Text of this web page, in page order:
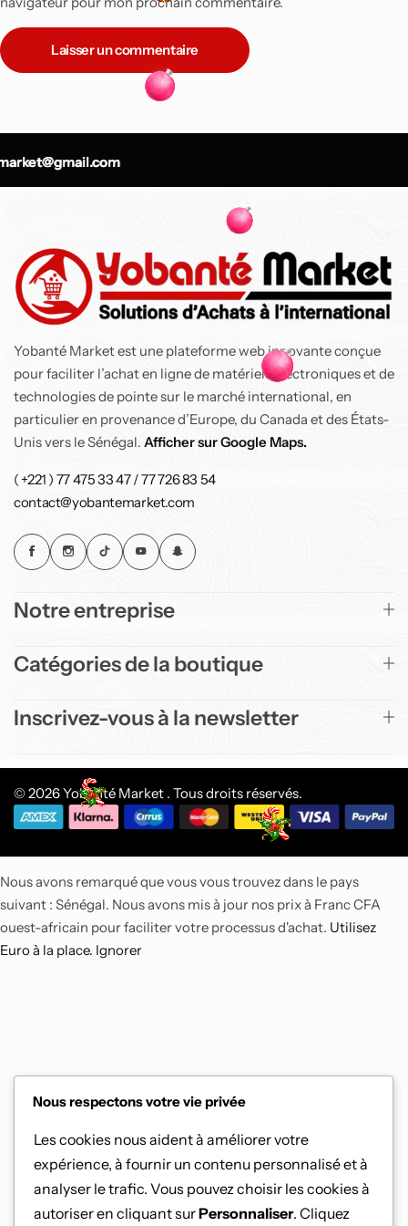
Laisser un commentaire
Yobanté Market est une plateforme web innovante conçue
pour faciliter l’achat en ligne de matériels électroniques et de
technologies de pointe sur le marché international, en
particulier en provenance d’Europe, du Canada et des États-
Unis vers le Sénégal. Afficher sur Google Maps.
( +221 ) 77 475 33 47 / 77 726 83 54
contact@yobantemarket.com
Notre entreprise
Catégories de la boutique
Inscrivez-vous à la newsletter
© 2026 Yobanté Market . Tous droits réservés.
Nous respectons votre vie privée
Les cookies nous aident à améliorer votre
expérience, à fournir un contenu personnalisé et à
analyser le trafic. Vous pouvez choisir les cookies à
autoriser en cliquant surPersonnaliser. Cliquez
Nous avons remarqué que vous vous trouvez dans le pays
suivant : Sénégal. Nous avons mis à jour nos prix à Franc CFA
ouest-africain pour faciliter votre processus d'achat. Utilisez
Euro à la place. Ignorer
-9%
Top
compartiment 6-en-1,
9,5L
150 900CFA
137 800 CFA